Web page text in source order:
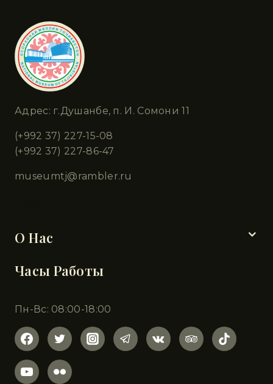
Адрес: г.Душанбе, п. И. Сомони 11
(+992 37) 227-15-08
(+992 37) 227-86-47
museumtj@rambler.ru
О Нас
Часы Работы
Пн-Вс: 08:00-18:00